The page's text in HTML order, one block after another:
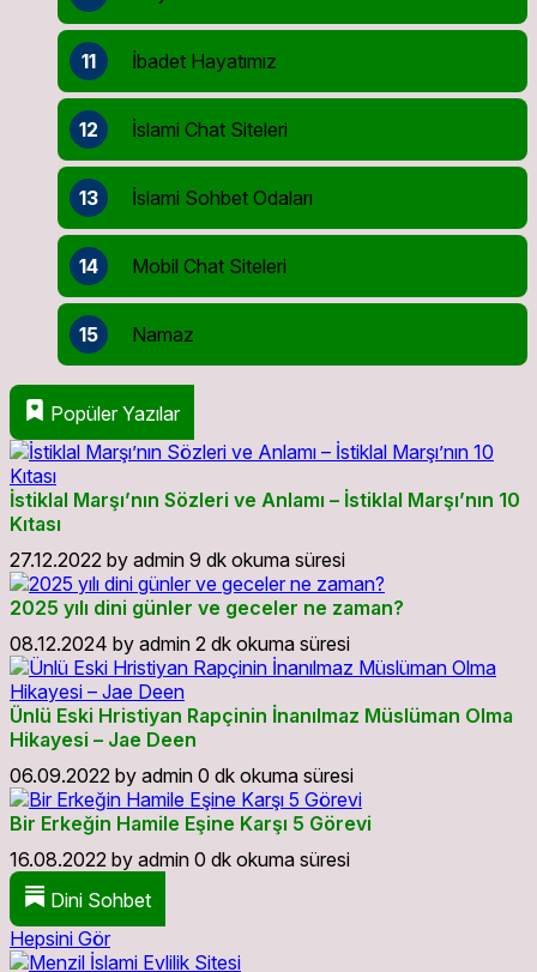
11 İbadet Hayatımız
12 İslami Chat Siteleri
13 İslami Sohbet Odaları
14 Mobil Chat Siteleri
15 Namaz
Popüler Yazılar
İstiklal Marşı’nın Sözleri ve Anlamı – İstiklal Marşı’nın 10
Kıtası
27.12.2022 by admin 9 dk okuma süresi
2025 yılı dini günler ve geceler ne zaman?
08.12.2024 by admin 2 dk okuma süresi
Ünlü Eski Hristiyan Rapçinin İnanılmaz Müslüman Olma
Hikayesi – Jae Deen
06.09.2022 by admin 0 dk okuma süresi
Bir Erkeğin Hamile Eşine Karşı 5 Görevi
16.08.2022 by admin 0 dk okuma süresi
Dini Sohbet
Hepsini Gör